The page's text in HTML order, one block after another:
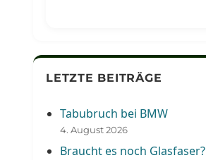
LETZTE BEITRÄGE
Tabubruch bei BMW
4. August 2026
Braucht es noch Glasfaser?